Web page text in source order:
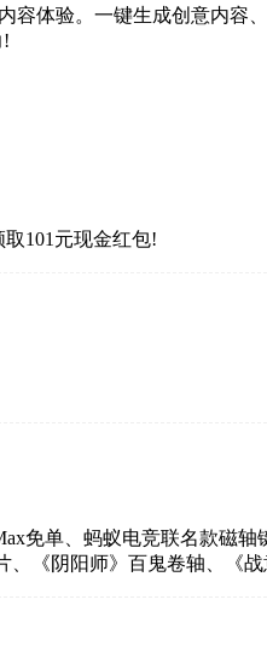
容体验。一键生成创意内容
101元现金红包!
免单、蚂蚁电竞联名款磁轴
《阴阳师》百鬼卷轴、《